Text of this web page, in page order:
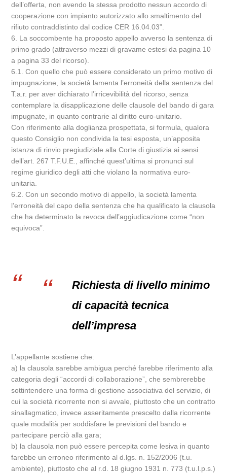
dell’offerta, non avendo la stessa prodotto nessun accordo di
cooperazione con impianto autorizzato allo smaltimento del
rifiuto contraddistinto dal codice CER 16.04.03”.
6. La soccombente ha proposto appello avverso la sentenza di
primo grado (attraverso mezzi di gravame estesi da pagina 10
a pagina 33 del ricorso).
6.1. Con quello che può essere considerato un primo motivo di
impugnazione, la società lamenta l’erroneità della sentenza del
T.a.r. per aver dichiarato l’irricevibilità del ricorso, senza
contemplare la disapplicazione delle clausole del bando di gara
impugnate, in quanto contrarie al diritto euro-unitario.
Con riferimento alla doglianza prospettata, si formula, qualora
questo Consiglio non condivida la tesi esposta, un’apposita
istanza di rinvio pregiudiziale alla Corte di giustizia ai sensi
dell’art. 267 T.F.U.E., affinché quest’ultima si pronunci sul
regime giuridico degli atti che violano la normativa euro-
unitaria.
6.2. Con un secondo motivo di appello, la società lamenta
l’erroneità del capo della sentenza che ha qualificato la clausola
che ha determinato la revoca dell’aggiudicazione come “non
equivoca”.
Richiesta di livello minimo
di capacità tecnica
dell’impresa
L’appellante sostiene che:
a) la clausola sarebbe ambigua perché farebbe riferimento alla
categoria degli “accordi di collaborazione”, che sembrerebbe
sottintendere una forma di gestione associativa del servizio, di
cui la società ricorrente non si avvale, piuttosto che un contratto
sinallagmatico, invece asseritamente prescelto dalla ricorrente
quale modalità per soddisfare le previsioni del bando e
partecipare perciò alla gara;
b) la clausola non può essere percepita come lesiva in quanto
farebbe un erroneo riferimento al d.lgs. n. 152/2006 (t.u.
ambiente), piuttosto che al r.d. 18 giugno 1931 n. 773 (t.u.l.p.s.)